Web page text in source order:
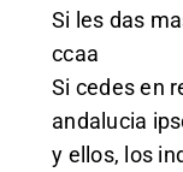
Si les das
ccaa
Si cedes en
andalucia
y ellos, los